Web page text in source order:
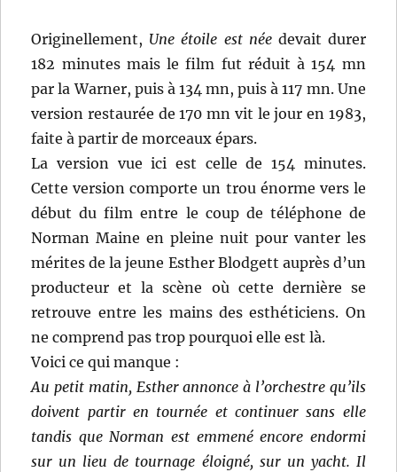
Originellement, Une étoile est néedevait durer
182 minutes mais le film fut réduit à 154 mn
par la Warner, puis à 134 mn, puis à 117 mn. Une
version restaurée de 170 mn vit le jour en 1983,
faite à partir de morceaux épars.
La version vue ici est celle de 154 minutes.
Cette version comporte un trou énorme vers le
début du film entre le coup de téléphone de
Norman Maine en pleine nuit pour vanter les
mérites de la jeune Esther Blodgett auprès d’un
producteur et la scène où cette dernière se
retrouve entre les mains des esthéticiens. On
ne comprend pas trop pourquoi elle est là.
Voici ce qui manque :
Au petit matin, Esther annonce à l’orchestre qu’ils
doivent partir en tournée et continuer sans elle
tandis que Norman est emmené encore endormi
sur un lieu de tournage éloigné, sur un yacht. Il